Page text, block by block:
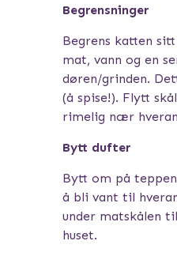
Begrensninger
Begrens katten
mat, vann og en
døren/grinden.
(å spise!). Flytt
rimelig nær
Bytt dufter
Bytt om på
å bli vant til
under matskålen
huset.